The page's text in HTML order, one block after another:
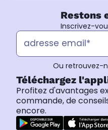
Restons
Inscrivez-
Ou retrouvez-
Téléchargez
Profitez d'avantages
commande, de
encore.